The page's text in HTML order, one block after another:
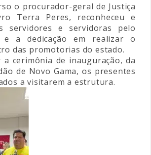
o procurador-geral de Justiça
Terra Peres, reconheceu e
servidores e servidoras pelo
e a dedicação em realizar o
das promotorias do estado.
a cerimônia de inauguração, da
de Novo Gama, os presentes
a visitarem a estrutura.